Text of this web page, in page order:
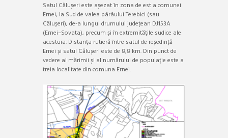
Satul Călușeri este așezat în zona de est a comunei
Ernei, la Sud de valea pârâului Terebici (sau
Călușeri), de-a lungul drumului județean DJ153A
(Ernei–Sovata), precum și în extremitățile sudice ale
acestuia. Distanța rutieră între satul de reședință
Ernei și satul Călușeri este de 8,8 km. Din punct de
vedere al mărimii și al numărului de populație este a
treia localitate din comuna Ernei.